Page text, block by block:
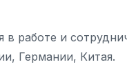
в работе и
Германии, Китая.